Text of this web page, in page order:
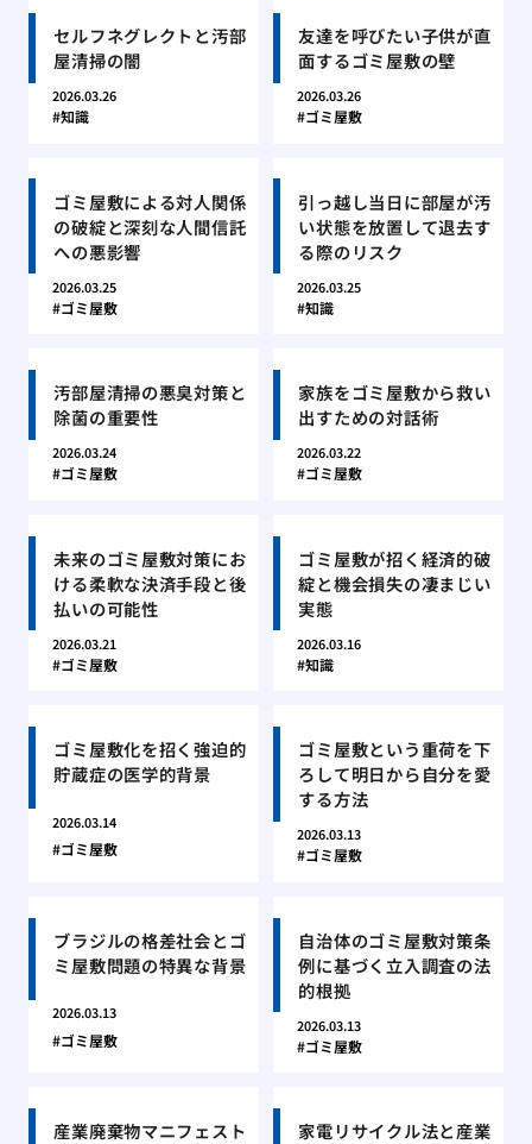
セルフネグレクトと汚部
屋清掃の闇
2026.03.26
知識
友達を呼びたい子供が直
面するゴミ屋敷の壁
2026.03.26
ゴミ屋敷
ゴミ屋敷による対人関係
の破綻と深刻な人間信託
への悪影響
2026.03.25
ゴミ屋敷
引っ越し当日に部屋が汚
い状態を放置して退去す
る際のリスク
2026.03.25
知識
汚部屋清掃の悪臭対策と
除菌の重要性
2026.03.24
ゴミ屋敷
家族をゴミ屋敷から救い
出すための対話術
2026.03.22
ゴミ屋敷
未来のゴミ屋敷対策にお
ける柔軟な決済手段と後
払いの可能性
2026.03.21
ゴミ屋敷
ゴミ屋敷が招く経済的破
綻と機会損失の凄まじい
実態
2026.03.16
知識
ゴミ屋敷化を招く強迫的
貯蔵症の医学的背景
2026.03.14
ゴミ屋敷
ゴミ屋敷という重荷を下
ろして明日から自分を愛
する方法
2026.03.13
ゴミ屋敷
ブラジルの格差社会とゴ
ミ屋敷問題の特異な背景
2026.03.13
ゴミ屋敷
自治体のゴミ屋敷対策条
例に基づく立入調査の法
的根拠
2026.03.13
ゴミ屋敷
産業廃棄物マニフェスト
家電リサイクル法と産業